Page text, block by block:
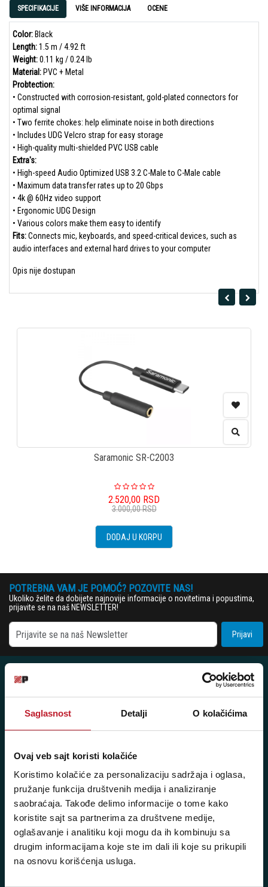
Saglasnost Detalji O kolačićima
Ovaj veb sajt koristi kolačiće
Koristimo kolačiće za personalizaciju sadržaja i oglasa,
pružanje funkcija društvenih medija i analiziranje
saobraćaja. Takođe delimo informacije o tome kako
koristite sajt sa partnerima za društvene medije,
oglašavanje i analitiku koji mogu da ih kombinuju sa
drugim informacijama koje ste im dali ili koje su prikupili
na osnovu korišćenja usluga.
SPECIFIKACIJE VIŠE INFORMACIJA OCENE
Color: Black
Length:1.5 m / 4.92 ft
Weight:0.11 kg / 0.24 lb
Material: PVC + Metal
Probtection:
• Constructed with corrosion-resistant, gold-plated connectors for
optimal signal
• Two ferrite chokes: help eliminate noise in both directions
• Includes UDG Velcro strap for easy storage
• High-quality multi-shielded PVC USB cable
Extra's:
• High-speed Audio Optimized USB 3.2 C-Male to C-Male cable
• Maximum data transfer rates up to 20 Gbps
• 4k @ 60Hz video support
• Ergonomic UDG Design
• Various colors make them easy to identify
Fits:Connects mic, keyboards, and speed-critical devices, such as
audio interfaces and external hard drives to your computer
Opis nije dostupan
Saramonic SR-C2003
2.520,00 RSD
3.000,00RSD
DODAJ U KORPU
POTREBNA VAM JE POMOĆ? POZOVITE NAS!
Ukoliko želite da dobijete najnovije informacije o novitetima i popustima,
prijavite se na naš NEWSLETTER!
Prijavi
Posetite nas: Svetogorska 9,
11103 Beograd, Srbija
Pišite nam: info@player.rs
Sms/Viber/WhatsApp
060/6470116
NAŠE PRODAVNICE